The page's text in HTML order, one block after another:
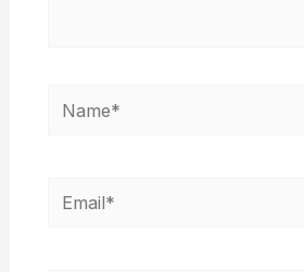
Name*
Email*